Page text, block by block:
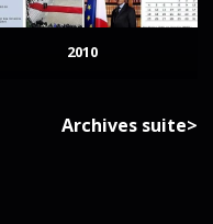
2010
Archives suite>